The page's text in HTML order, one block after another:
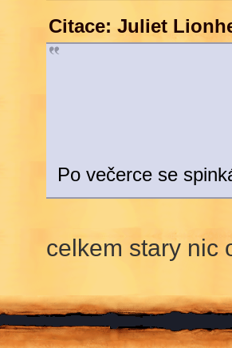
Citace: Juliet
Po večerce se
celkem stary nic